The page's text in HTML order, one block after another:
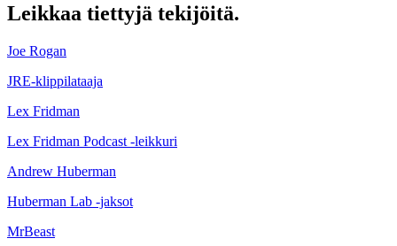
Leikkaa tiettyjä tekijöitä.
Joe Rogan
JRE-klippilataaja
Lex Fridman
Lex Fridman Podcast -leikkuri
Andrew Huberman
Huberman Lab -jaksot
MrBeast